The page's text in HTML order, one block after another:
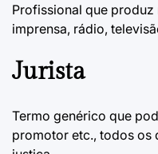
Profissional que
imprensa, rádio,
Jurista
Termo genérico que
promotor etc., todos os